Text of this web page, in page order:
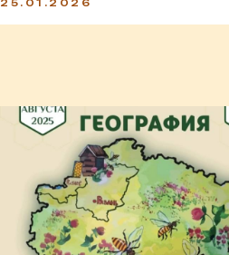
25.01.2026